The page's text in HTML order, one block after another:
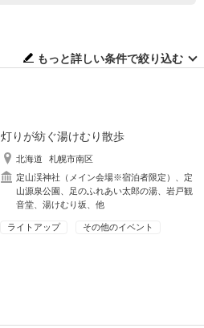
もっと詳しい条件で絞り込む
灯りが紡ぐ湯けむり散歩
北海道
札幌市南区
定山渓神社（メイン会場※宿泊者限定）、定
山源泉公園、足のふれあい太郎の湯、岩戸観
音堂、湯けむり坂、他
ライトアップ その他のイベント